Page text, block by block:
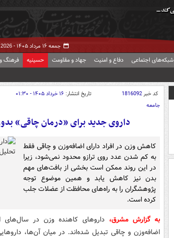
جمعه ۱۶ مرداد ۱۴۰۵ -
شبکه‌های اجتماعی دفاع و امنیت جهاد و مقاومت حسینیه فرهنگ
کد خبر1816092 تاریخ انتشار: ۱۶ خرداد ۱۴۰۵ - ۰۱:۳۰
جامعه
داروی جدید برای «درمان چاقی»
کاهش وزن در افراد دارای اضافه‌وزن و چاقی فقط
به کم شدن عدد روی ترازو محدود نمی‌شود، زیرا
در این روند ممکن است بخشی از بافت‌های مهم
بدن نیز کاهش یابد و همین موضوع توجه
پژوهشگران را به راه‌های محافظت از عضلات جلب
کرده است.
به گزارش مشرق، داروهای کاهنده وزن در سال‌های
اضافه‌وزن و چاقی تبدیل شده‌اند. در میان آن‌ها،